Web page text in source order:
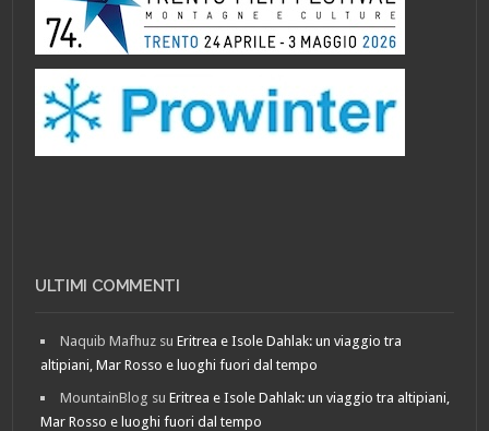
ULTIMI COMMENTI
Naquib Mafhuz suEritrea e Isole Dahlak: un viaggio tra
altipiani, Mar Rosso e luoghi fuori dal tempo
MountainBlog suEritrea e Isole Dahlak: un viaggio tra altipiani,
Mar Rosso e luoghi fuori dal tempo